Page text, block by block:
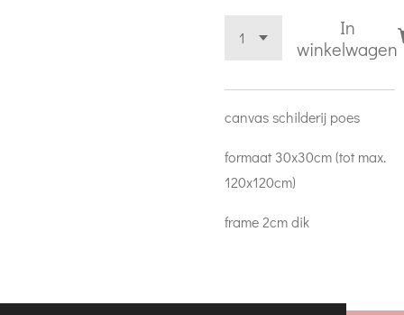
In
winkelwagen
canvas schilderij poes
formaat 30x30cm (tot max.
120x120cm)
frame 2cm dik